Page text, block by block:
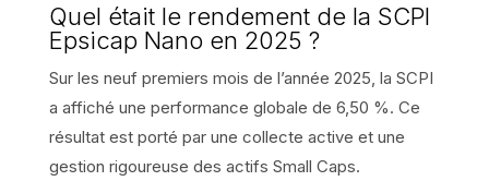
Quel était le rendement de la SCPI
Epsicap Nano en 2025 ?
Sur les neuf premiers mois de l’année 2025, la SCPI
a affiché une performance globale de 6,50 %. Ce
résultat est porté par une collecte active et une
gestion rigoureuse des actifs Small Caps.